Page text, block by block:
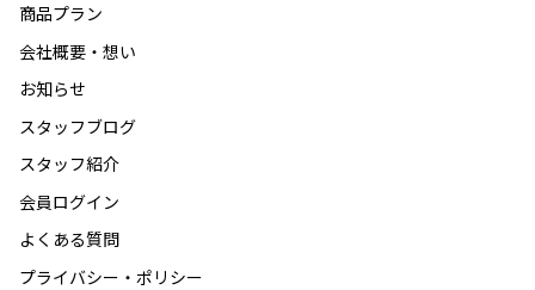
商品プラン
会社概要・想い
お知らせ
スタッフブログ
スタッフ紹介
会員ログイン
よくある質問
プライバシー・ポリシー